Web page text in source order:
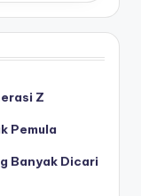
Z
Pemula
Banyak Dicari